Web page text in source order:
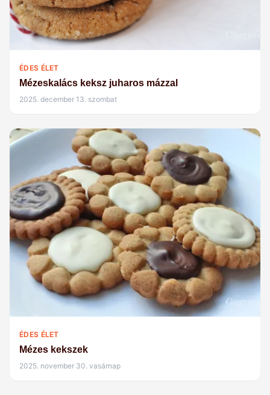
ÉDES ÉLET
Mézeskalács keksz juharos mázzal
2025. december 13. szombat
ÉDES ÉLET
Mézes kekszek
2025. november 30. vasárnap